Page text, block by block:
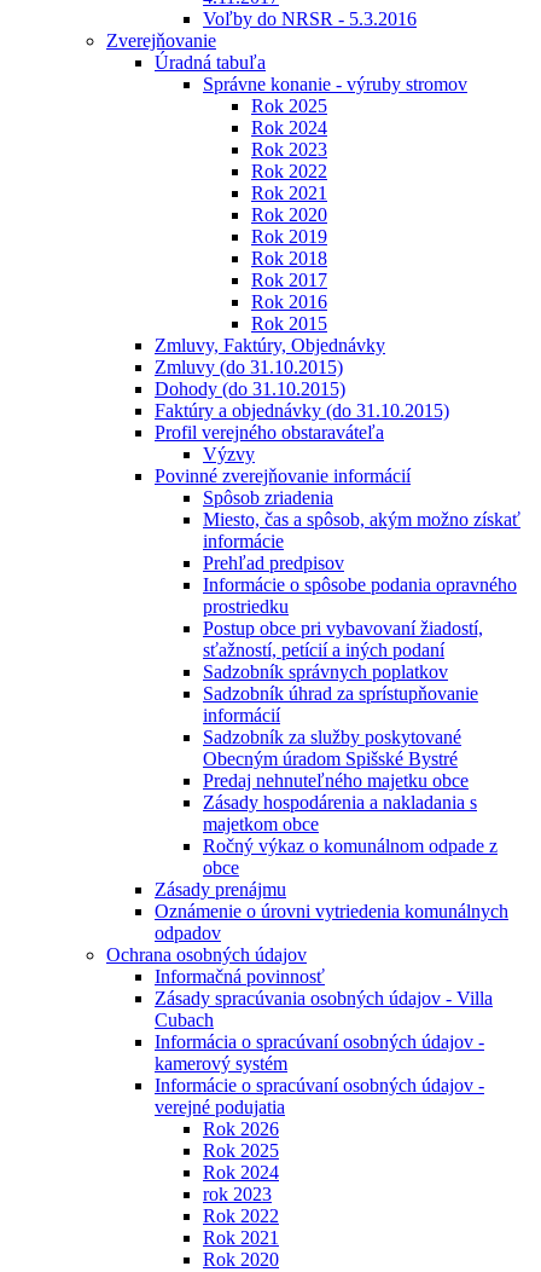
Voľby do NRSR - 5.3.2016
Zverejňovanie
Úradná tabuľa
Správne konanie - výruby stromov
Rok 2025
Rok 2024
Rok 2023
Rok 2022
Rok 2021
Rok 2020
Rok 2019
Rok 2018
Rok 2017
Rok 2016
Rok 2015
Zmluvy, Faktúry, Objednávky
Zmluvy (do 31.10.2015)
Dohody (do 31.10.2015)
Faktúry a objednávky (do 31.10.2015)
Profil verejného obstaraváteľa
Výzvy
Povinné zverejňovanie informácií
Spôsob zriadenia
Miesto, čas a spôsob, akým možno získať
informácie
Prehľad predpisov
Informácie o spôsobe podania opravného
prostriedku
Postup obce pri vybavovaní žiadostí,
sťažností, petícií a iných podaní
Sadzobník správnych poplatkov
Sadzobník úhrad za sprístupňovanie
informácií
Sadzobník za služby poskytované
Obecným úradom Spišské Bystré
Predaj nehnuteľného majetku obce
Zásady hospodárenia a nakladania s
majetkom obce
Ročný výkaz o komunálnom odpade z
obce
Zásady prenájmu
Oznámenie o úrovni vytriedenia komunálnych
odpadov
Ochrana osobných údajov
Informačná povinnosť
Zásady spracúvania osobných údajov - Villa
Cubach
Informácia o spracúvaní osobných údajov -
kamerový systém
Informácie o spracúvaní osobných údajov -
verejné podujatia
Rok 2026
Rok 2025
Rok 2024
rok 2023
Rok 2022
Rok 2021
Rok 2020